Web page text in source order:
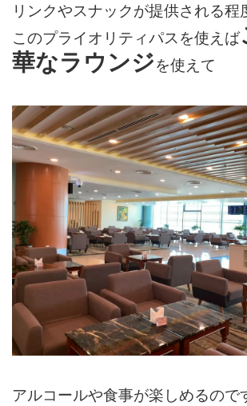
リンクやスナックが提供される程
このプライオリティパスを使えば
華なラウンジを使えて
アルコールや食事が楽しめるので